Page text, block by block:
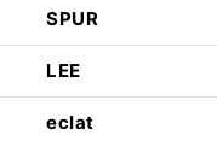
SPUR
LEE
eclat